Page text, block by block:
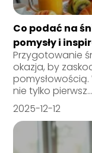
Co podać na
pomysły i
Przygotowanie
okazja, by
nie tylko pierwsz...
2025-12-12